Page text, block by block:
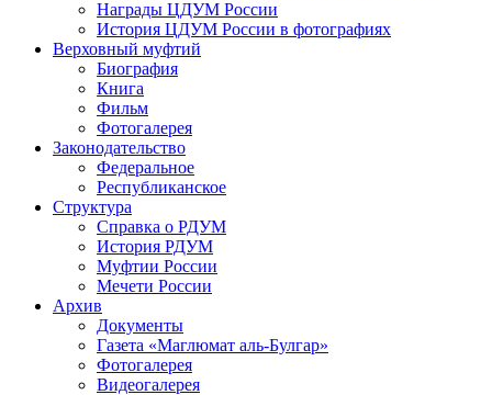
Награды ЦДУМ России
История ЦДУМ России в фотографиях
Верховный муфтий
Биография
Книга
Фильм
Фотогалерея
Законодательство
Федеральное
Республиканское
Структура
Справка о РДУМ
История РДУМ
Муфтии России
Мечети России
Архив
Документы
Газета «Маглюмат аль-Булгар»
Фотогалерея
Видеогалерея